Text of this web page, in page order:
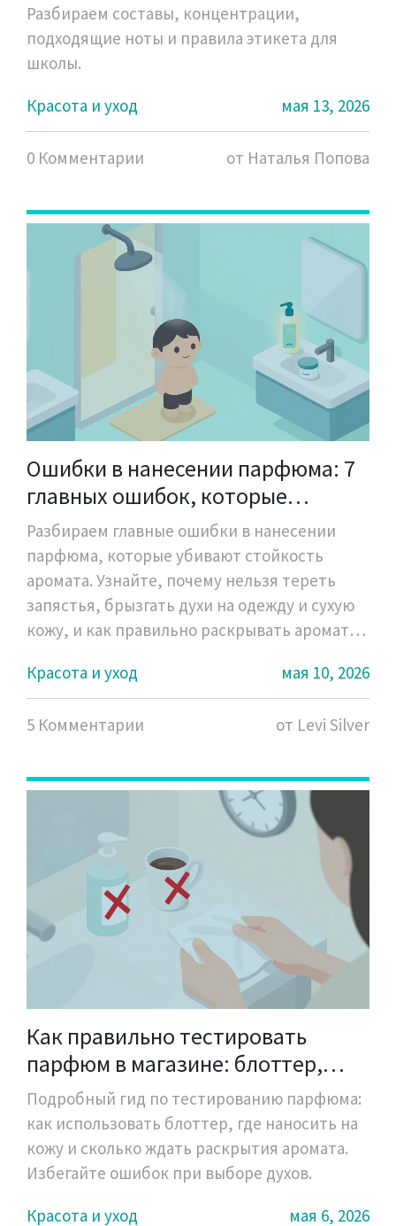
Разбираем составы, концентрации,
подходящие ноты и правила этикета для
школы.
Красота и уход
мая 13, 2026
0 Комментарии от Наталья Попова
Ошибки в нанесении парфюма: 7
главных ошибок, которые
убивают стойкость аромата
Разбираем главные ошибки в нанесении
парфюма, которые убивают стойкость
аромата. Узнайте, почему нельзя тереть
запястья, брызгать духи на одежду и сухую
кожу, и как правильно раскрывать аромат
Красота и уход
мая 10, 2026
5 Комментарии от Levi Silver
Как правильно тестировать
парфюм в магазине: блоттер,
кожа и тайминг раскрытия
Подробный гид по тестированию парфюма:
как использовать блоттер, где наносить на
кожу и сколько ждать раскрытия аромата.
Избегайте ошибок при выборе духов.
Красота и уход
мая 6, 2026